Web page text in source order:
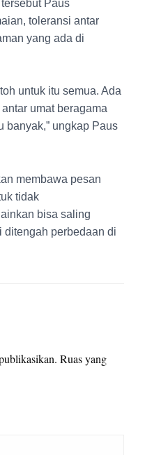
Paus
toleransi antar
yang ada di
untuk itu semua. Ada
umat beragama
banyak,” ungkap Paus
membawa pesan
tidak
bisa saling
ditengah perbedaan di
Ruas yang